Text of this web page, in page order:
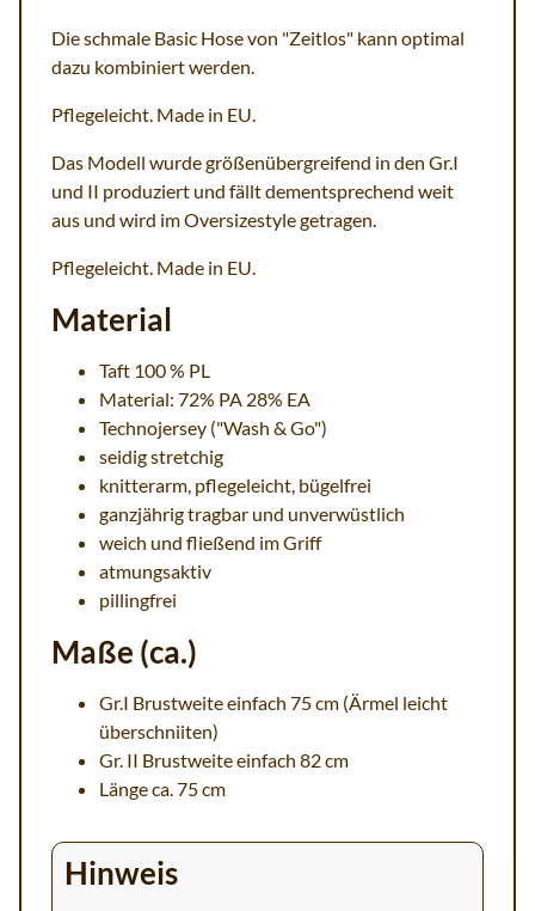
Die schmale Basic Hose von "Zeitlos" kann optimal
dazu kombiniert werden.
Pflegeleicht. Made in EU.
Das Modell wurde größenübergreifend in den Gr.I
und II produziert und fällt dementsprechend weit
aus und wird im Oversizestyle getragen.
Pflegeleicht. Made in EU.
Material
Taft 100 % PL
Material: 72% PA 28% EA
Technojersey ("Wash & Go")
seidig stretchig
knitterarm, pflegeleicht, bügelfrei
ganzjährig tragbar und unverwüstlich
weich und fließend im Griff
atmungsaktiv
pillingfrei
Maße (ca.)
Gr.I Brustweite einfach 75 cm (Ärmel leicht
überschniiten)
Gr. II Brustweite einfach 82 cm
Länge ca. 75 cm
Hinweis